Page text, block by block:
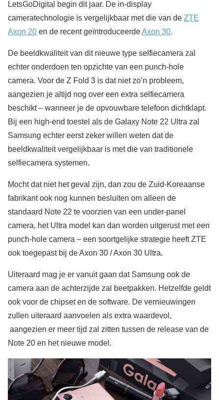
LetsGoDigital begin dit jaar. De in-display
cameratechnologie is vergelijkbaar met die van de ZTE
Axon 20 en de recent geïntroduceerdeAxon 30.
De beeldkwaliteit van dit nieuwe type selfiecamera zal
echter onderdoen ten opzichte van een punch-hole
camera. Voor de Z Fold 3 is dat niet zo’n probleem,
aangezien je altijd nog over een extra selfiecamera
beschikt – wanneer je de opvouwbare telefoon dichtklapt.
Bij een high-end toestel als de Galaxy Note 22 Ultra zal
Samsung echter eerst zeker willen weten dat de
beeldkwaliteit vergelijkbaar is met die van traditionele
selfiecamera systemen.
Mocht dat niet het geval zijn, dan zou de Zuid-Koreaanse
fabrikant ook nog kunnen besluiten om alleen de
standaard Note 22 te voorzien van een under-panel
camera, het Ultra model kan dan worden uitgerust met een
punch-hole camera – een soortgelijke strategie heeft ZTE
ook toegepast bij de Axon 30 / Axon 30 Ultra.
Uiteraard mag je er vanuit gaan dat Samsung ook de
camera aan de achterzijde zal beetpakken. Hetzelfde geldt
ook voor de chipset en de software. De vernieuwingen
zullen uiteraard aanvoelen als extra waardevol,
aangezien er meer tijd zal zitten tussen de release van de
Note 20 en het nieuwe model.